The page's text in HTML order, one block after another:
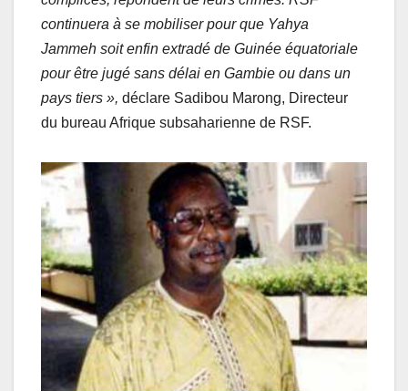
continuera à se mobiliser pour que Yahya
Jammeh soit enfin extradé de Guinée équatoriale
pour être jugé sans délai en Gambie ou dans un
pays tiers », déclare Sadibou Marong, Directeur
du bureau Afrique subsaharienne de RSF.